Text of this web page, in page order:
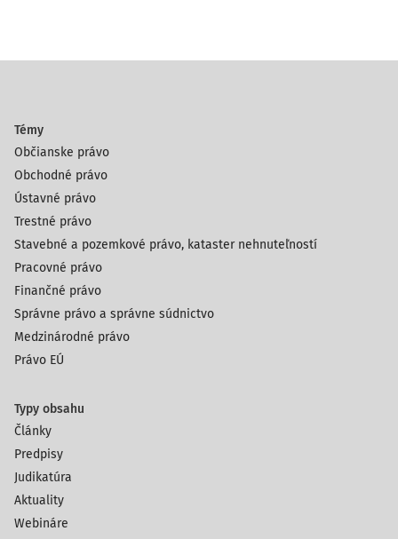
Témy
Občianske právo
Obchodné právo
Ústavné právo
Trestné právo
Stavebné a pozemkové právo, kataster nehnuteľností
Pracovné právo
Finančné právo
Správne právo a správne súdnictvo
Medzinárodné právo
Právo EÚ
Typy obsahu
Články
Predpisy
Judikatúra
Aktuality
Webináre